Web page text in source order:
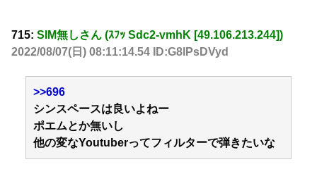
715: SIM無しさん (ｽﾌｯ Sdc2-vmhK [49.106.213.244])
2022/08/07(日) 08:11:14.54 ID:G8lPsDVyd
>>696
シンスペースは良いよねー
ポエムとか無いし
他の変なYoutuberってフィルターで弾きたいな